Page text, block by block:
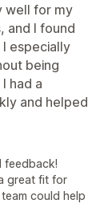
well for my
and I found
especially
being
had a
and helped
feedback!
great fit for
could help